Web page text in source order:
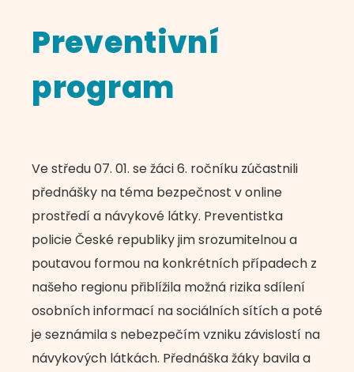
Preventivní
program
Ve středu 07. 01. se žáci 6. ročníku zúčastnili
přednášky na téma bezpečnost v online
prostředí a návykové látky. Preventistka
policie České republiky jim srozumitelnou a
poutavou formou na konkrétních případech z
našeho regionu přiblížila možná rizika sdílení
osobních informací na sociálních sítích a poté
je seznámila s nebezpečím vzniku závislostí na
návykových látkách. Přednáška žáky bavila a